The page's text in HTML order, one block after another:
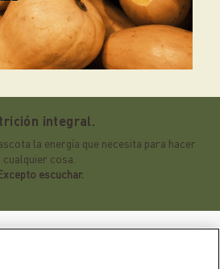
integral.
la energía que necesita para hacer
cualquier cosa.
escuchar.